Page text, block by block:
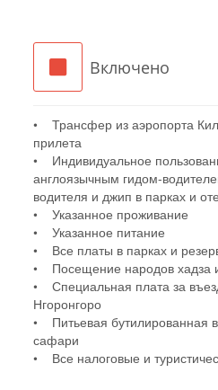
Включено
• Трансфер из аэропорта
прилета
• Индивидуальное
англоязычным гидом-
водителя и джип в парках и
• Указанное проживание
• Указанное питание
• Все платы в парках и
• Посещение народов хадза
• Специальная плата за
Нгоронгоро
• Питьевая бутилированная
сафари
• Все налоговые и